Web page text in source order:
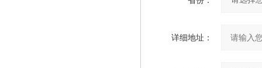
详细地址：